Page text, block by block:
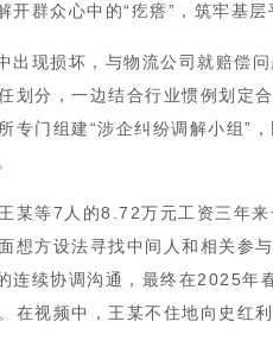
群众心中的“疙瘩”，筑牢基层
现损坏，与物流公司就赔偿
划分，一边结合行业惯例划定
门组建“涉企纠纷调解小组”，
某等7人的8.72万元工资三年
想方设法寻找中间人和相关参
连续协调沟通，最终在2025年
在视频中，王某不住地向史红